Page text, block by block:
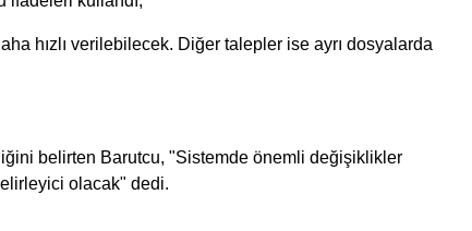
hızlı verilebilecek. Diğer talepler ise ayrı dosyalarda
belirten Barutcu, "Sistemde önemli değişiklikler
olacak" dedi.